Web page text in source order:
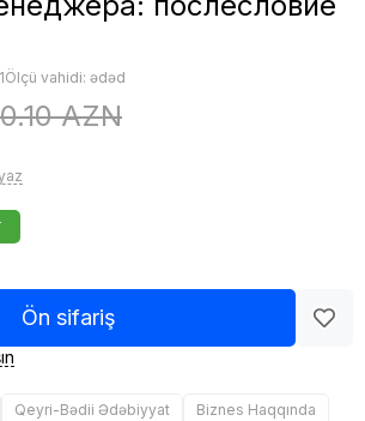
Ölçü vahidi: ədəd
AZN
Ön sifariş
Qeyri-Bədii Ədəbiyyat Biznes Haqqında